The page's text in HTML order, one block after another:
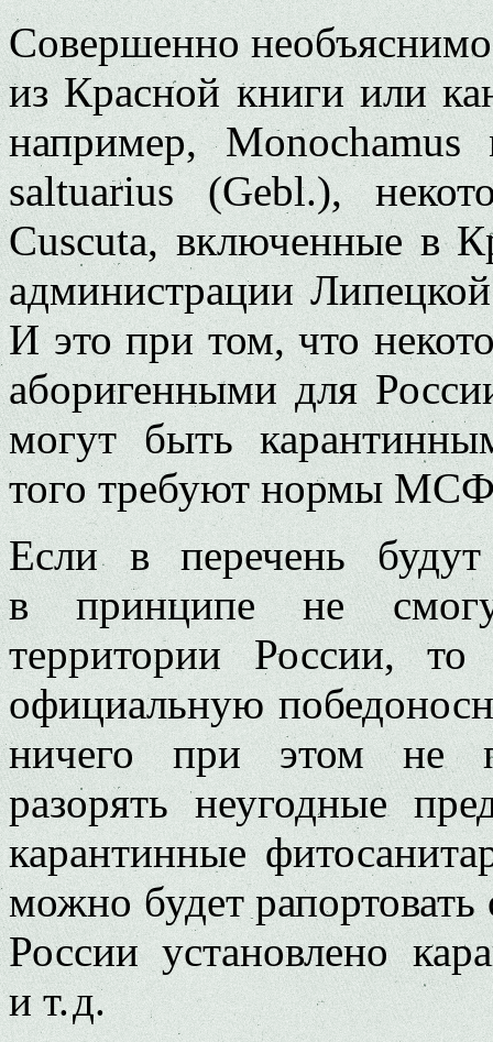
Совершенно
из Красной книги или
например,
saltuarius (Gebl.),
Cuscuta, включенные в
администрации
И это при том, что
аборигенными для
могут быть
того требуют нормы
Если в перечень
в принципе не
территории России,
официальную
ничего при этом не
разорять неугодные
карантинные
можно будет
России установлено
и т. д.